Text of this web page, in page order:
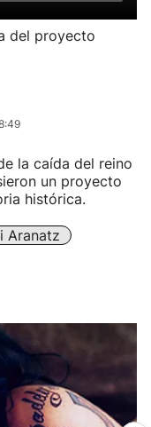
del proyecto
la caída del reino
un proyecto
histórica.
Aranatz